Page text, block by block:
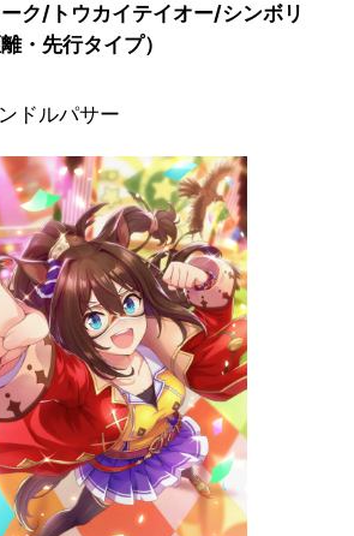
ク/トウカイテイオー/シンボリ
・先行タイプ）
ドルパサー